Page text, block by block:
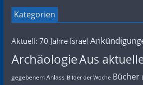
Kategorien
Aktuell: 70 Jahre Israel
ArchäologieAus
gegebenem Anlass Bilder der Woche Bücher